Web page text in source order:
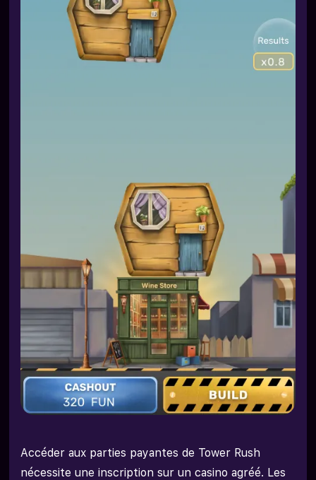
Accéder aux parties payantes de Tower Rush
nécessite une inscription sur un casino agréé. Les